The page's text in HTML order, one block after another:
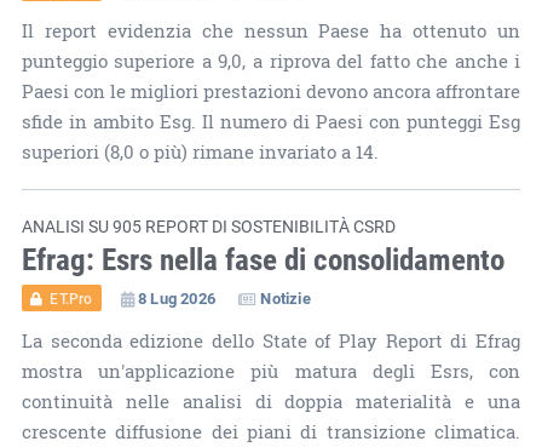
Il report evidenzia che nessun Paese ha ottenuto un
punteggio superiore a 9,0, a riprova del fatto che anche i
Paesi con le migliori prestazioni devono ancora affrontare
sfide in ambito Esg. Il numero di Paesi con punteggi Esg
superiori (8,0 o più) rimane invariato a 14.
ANALISI SU 905 REPORT DI SOSTENIBILITÀ CSRD
Efrag: Esrs nella fase di consolidamento
ET.Pro 8 Lug 2026 Notizie
La seconda edizione dello State of Play Report di Efrag
mostra un'applicazione più matura degli Esrs, con
continuità nelle analisi di doppia materialità e una
crescente diffusione dei piani di transizione climatica.